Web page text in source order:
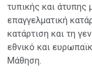
τυπικής και άτυπης
επαγγελματική
κατάρτιση και τη
εθνικό και
Μάθηση.